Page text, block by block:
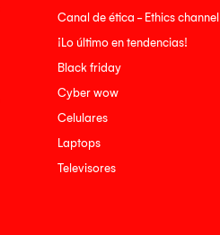
Canal de ética - Ethics channel
¡Lo último en tendencias!
Black friday
Cyber wow
Celulares
Laptops
Televisores